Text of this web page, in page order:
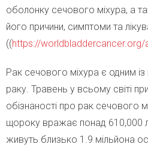
оболонку сечового міхура, а
його причини, симптоми та
((https://
Рак сечового міхура є одним
раку. Травень у всьому світі
обізнаності про рак сечового
щороку вражає понад 610,000
живуть близько 1.9 мільйона